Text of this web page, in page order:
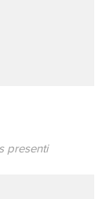
presenti